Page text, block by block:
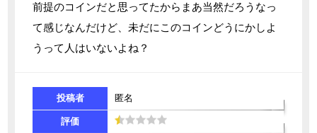
前提のコインだと思ってたからまあ当然だろうなっ
て感じなんだけど、未だにこのコインどうにかしよ
うって人はいないよね？
投稿者 匿名
評価